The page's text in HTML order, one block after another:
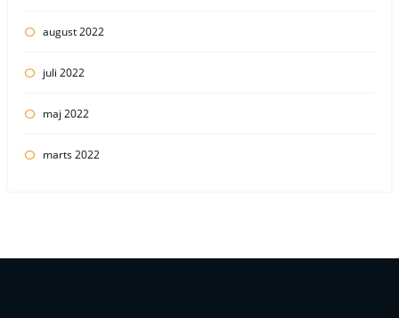
august 2022
juli 2022
maj 2022
marts 2022